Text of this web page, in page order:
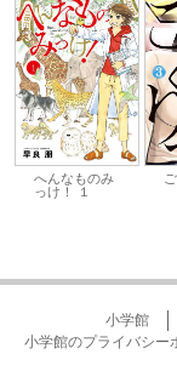
へんなものみ
っけ！ １
小学館
小学館のプライバシー